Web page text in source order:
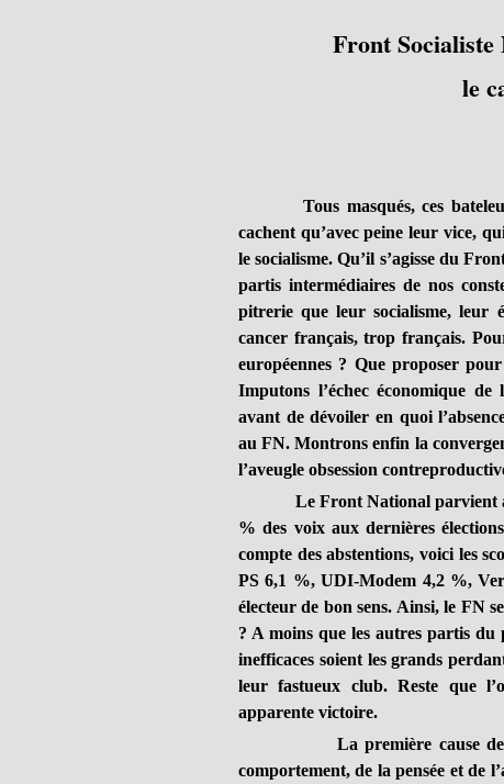
Front
le
Tous masqués, ces
cachent qu’avec peine leur vice,
le socialisme. Qu’il s’agisse du
partis intermédiaires de nos
pitrerie que leur socialisme, leur
cancer français, trop français.
européennes ? Que proposer
Imputons l’échec économique
avant de dévoiler en quoi
au FN. Montrons enfin la
l’aveugle obsession
Le Front National parvient à
% des voix aux dernières
compte des abstentions, voici les
PS 6,1 %, UDI-Modem 4,2 %,
électeur de bon sens. Ainsi, le FN
? A moins que les autres partis
inefficaces soient les grands
leur fastueux club. Reste que
apparente victoire.
La première cause de la
comportement, de la pensée et de